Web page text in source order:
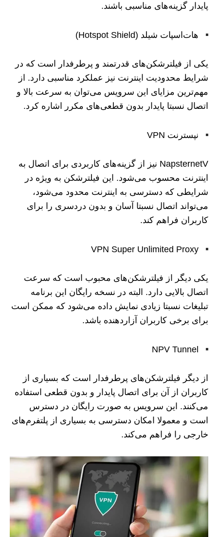
پایدار گزینه‌های مناسبی باشند.
هات‌اسپات شیلد (Hotspot Shield)
یکی از فیلترشکن‌های قدرتمند و پرطرفدار است که در
شرایط محدودیت اینترنت نیز عملکرد مناسبی دارد. از
مهم‌ترین مزایای این سرویس می‌توان به سرعت بالا و
اتصال نسبتا پایدار بدون قطعی‌های مکرر اشاره کرد.
نپسترنت VPN
NapsternetV نیز از گزینه‌های کاربردی برای اتصال به
اینترنت محسوب می‌شود. این فیلترشکن به ‌ویژه در
شرایطی که دسترسی به اینترنت محدود می‌شود،
می‌تواند اتصال نسبتا آسان و بدون دردسری را برای
کاربران فراهم کند.
VPN Super Unlimited Proxy
یکی دیگر از فیلترشکن‌های محبوب است که سرعت
اتصال بالایی دارد. البته در نسخه رایگان این برنامه
تبلیغات نسبتا زیادی نمایش داده می‌شود که ممکن است
برای برخی کاربران آزاردهنده باشد.
NPV Tunnel
از دیگر فیلترشکن‌های پرطرفدار است که بسیاری از
کاربران از آن برای اتصال پایدار و بدون قطعی استفاده
می‌کنند. این سرویس به ‌صورت رایگان در دسترس
است و معمولا امکان دسترسی به بسیاری از پلتفرم‌های
خارجی را فراهم می‌کند.